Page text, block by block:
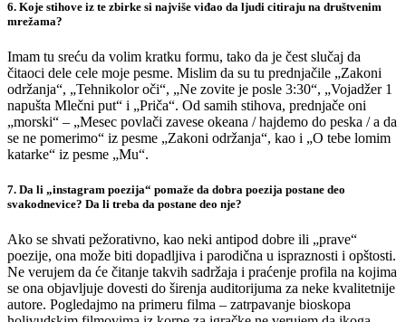
6. Koje stihove iz te zbirke si najviše viđao da ljudi citiraju na društvenim
mrežama?
Imam tu sreću da volim kratku formu, tako da je čest slučaj da
čitaoci dele cele moje pesme. Mislim da su tu prednjačile „Zakoni
održanja“, „Tehnikolor oči“, „Ne zovite je posle 3:30“, „Vojadžer 1
napušta Mlečni put“ i „Priča“. Od samih stihova, prednjače oni
„morski“ – „Mesec povlači zavese okeana / hajdemo do peska / a da
se ne pomerimo“ iz pesme „Zakoni održanja“, kao i „O tebe lomim
katarke“ iz pesme „Mu“.
7. Da li „instagram poezija“ pomaže da dobra poezija postane deo
svakodnevice? Da li treba da postane deo nje?
Ako se shvati pežorativno, kao neki antipod dobre ili „prave“
poezije, ona može biti dopadljiva i parodična u ispraznosti i opštosti.
Ne verujem da će čitanje takvih sadržaja i praćenje profila na kojima
se ona objavljuje dovesti do širenja auditorijuma za neke kvalitetnije
autore. Pogledajmo na primeru filma – zatrpavanje bioskopa